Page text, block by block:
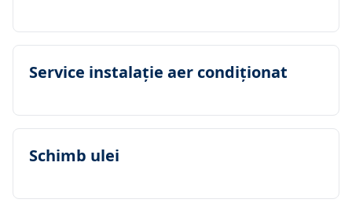
Service instalaţie aer condiţionat
Schimb ulei